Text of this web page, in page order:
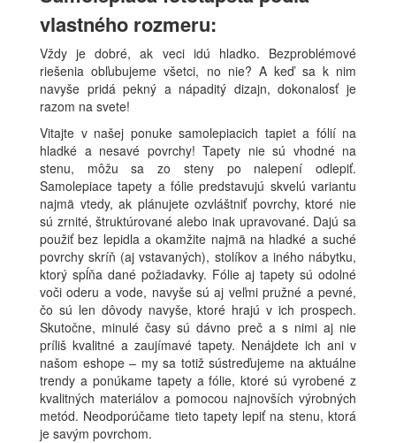
vlastného rozmeru:
Vždy je dobré, ak veci idú hladko. Bezproblémové
riešenia obľubujeme všetci, no nie? A keď sa k nim
navyše pridá pekný a nápaditý dizajn, dokonalosť je
razom na svete!
Vitajte v našej ponuke samolepiacich tapiet a fólií na
hladké a nesavé povrchy! Tapety nie sú vhodné na
stenu, môžu sa zo steny po nalepení odlepiť.
Samolepiace tapety a fólie predstavujú skvelú variantu
najmä vtedy, ak plánujete ozvláštniť povrchy, ktoré nie
sú zrnité, štruktúrované alebo inak upravované. Dajú sa
použiť bez lepidla a okamžite najmä na hladké a suché
povrchy skríň (aj vstavaných), stolíkov a iného nábytku,
ktorý spĺňa dané požiadavky. Fólie aj tapety sú odolné
voči oderu a vode, navyše sú aj veľmi pružné a pevné,
čo sú len dôvody navyše, ktoré hrajú v ich prospech.
Skutočne, minulé časy sú dávno preč a s nimi aj nie
príliš kvalitné a zaujímavé tapety. Nenájdete ich ani v
našom eshope – my sa totiž sústreďujeme na aktuálne
trendy a ponúkame tapety a fólie, ktoré sú vyrobené z
kvalitných materiálov a pomocou najnovších výrobných
metód. Neodporúčame tieto tapety lepiť na stenu, ktorá
je savým povrchom.